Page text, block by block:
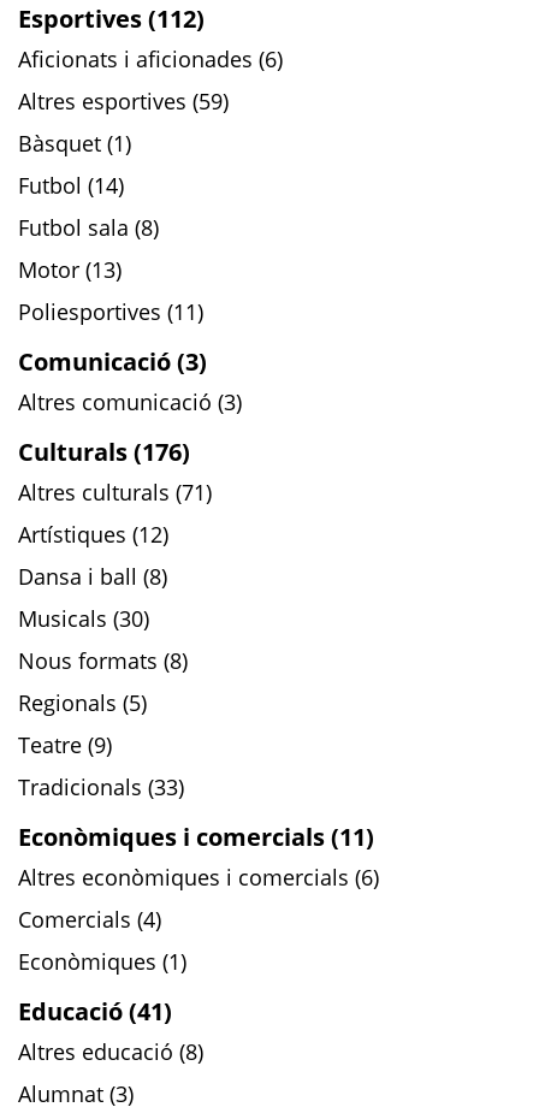
Esportives (112)
Aficionats i aficionades (6)
Altres esportives (59)
Bàsquet (1)
Futbol (14)
Futbol sala (8)
Motor (13)
Poliesportives (11)
Comunicació (3)
Altres comunicació (3)
Culturals (176)
Altres culturals (71)
Artístiques (12)
Dansa i ball (8)
Musicals (30)
Nous formats (8)
Regionals (5)
Teatre (9)
Tradicionals (33)
Econòmiques i comercials (11)
Altres econòmiques i comercials (6)
Comercials (4)
Econòmiques (1)
Educació (41)
Altres educació (8)
Alumnat (3)